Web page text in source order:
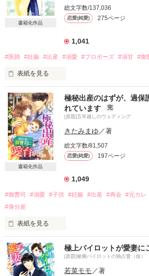
書籍化作品
総文字数/137,036
恋愛(純愛) 275ページ
1,041
#医師 #妊娠 #出産 #溺愛 #プロポーズ #溺甘 #御
表紙を見る
今夜、妊娠できたら俺と結婚する――どう？
そんな賭けにのせられて
迂闊にも体を重ねてしまった私は
彼の懐妊戦略にまんまとはめられて
――孕められてしまいました
＝＝＝＝＝＝＝＝＝
白雪　杏（しらゆき　あんず）
＝＝＝＝＝＝＝＝＝
誰にも譲りたくないと
だから、君を妊娠させて俺のものにした
書籍化作品
極秘出産のはずが、過保
れています
完
[原題]五年越しのウェディング
きたみまゆ／著
総文字数/81,507
恋愛(純愛) 197ページ
1,049
#御曹司 #溺愛 #子供 #妊娠 #出産 #再会 #元カレ
#身分差
表紙を見る
五年前
私から別れを告げた恋人は
王子様のようなとても素敵な人だった
極上パイロットが愛妻に
[原題]敏腕パイロットの独占愛（仮）
若菜モモ ／著